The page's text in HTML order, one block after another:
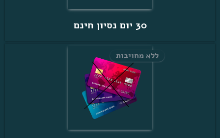
30 יום נסיון חינם
ללא מחויבות